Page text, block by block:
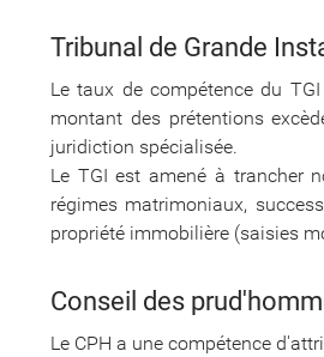
Tribunal de Grande
Le taux de compétence du
montant des prétentions
juridiction spécialisée.
Le TGI est amené à trancher
régimes matrimoniaux,
propriété immobilière (saisies
Conseil des
Le CPH a une compétence